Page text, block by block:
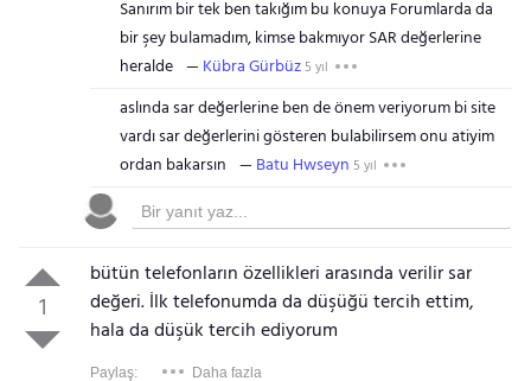
Sanırım bir tek ben takığım bu konuya Forumlarda da
bir şey bulamadım, kimse bakmıyor SAR değerlerine
heralde
Kübra Gürbüz5 yıl
aslında sar değerlerine ben de önem veriyorum bi site
vardı sar değerlerini gösteren bulabilirsem onu atiyim
ordan bakarsın
Batu Hwseyn 5 yıl
1
bütün telefonların özellikleri arasında verilir sar
değeri. İlk telefonumda da düşüğü tercih ettim,
hala da düşük tercih ediyorum
Paylaş: Daha fazla